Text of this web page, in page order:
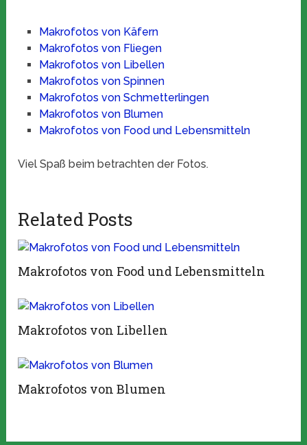
Makrofotos von Käfern
Makrofotos von Fliegen
Makrofotos von Libellen
Makrofotos von Spinnen
Makrofotos von Schmetterlingen
Makrofotos von Blumen
Makrofotos von Food und Lebensmitteln
Viel Spaß beim betrachten der Fotos.
Related Posts
Makrofotos von Food und Lebensmitteln
Makrofotos von Libellen
Makrofotos von Blumen